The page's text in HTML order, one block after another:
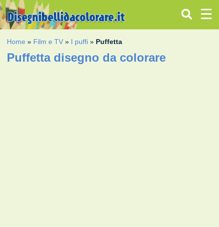
Home » Film e TV » I puffi » Puffetta
Puffetta disegno da colorare